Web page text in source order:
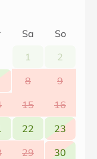
Sa
So
1
2
8
9
15
16
22
23
29
30